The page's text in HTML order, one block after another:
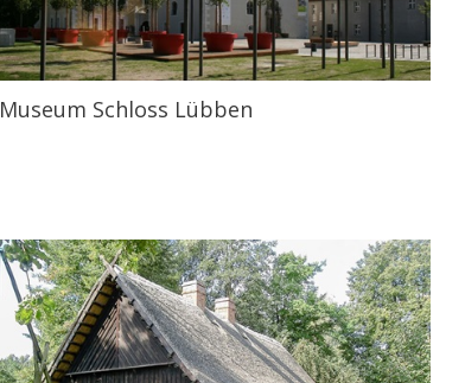
Museum Schloss Lübben